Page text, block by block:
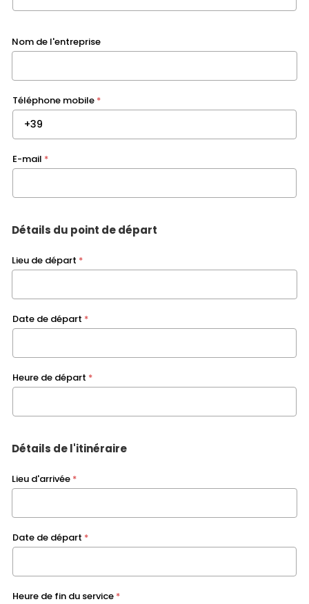
Nom de l'entreprise
Téléphone mobile *
E-mail *
Détails du point de départ
Lieu de départ *
Date de départ *
Heure de départ *
Détails de l'itinéraire
Lieu d'arrivée *
Date de départ *
Heure de fin du service *